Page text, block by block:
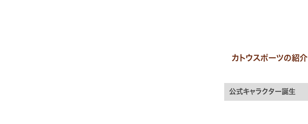
カトウスポーツの紹介
公式キャラクター誕生